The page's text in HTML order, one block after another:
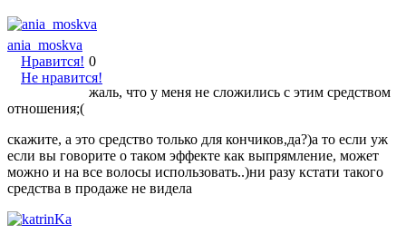
ania_moskva
Нравится!
Не нравится!
0
жаль, что у меня не сложились с этим средством
отношения;(
скажите, а это средство только для кончиков,да?)а то если уж
если вы говорите о таком эффекте как выпрямление, может
можно и на все волосы использовать..)ни разу кстати такого
средства в продаже не видела